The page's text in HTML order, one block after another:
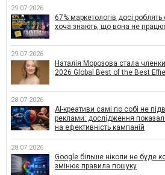
29.07.2026
67% маркетологів досі
хоча знають, що вона не
29.07.2026
Наталія Морозова стала
2026 Global Best of the Best
28.07.2026
AI-креативи самі по собі не
реклами: дослідження
на ефективність кампаній
28.07.2026
Google більше ніколи не буде
змінює правила пошуку